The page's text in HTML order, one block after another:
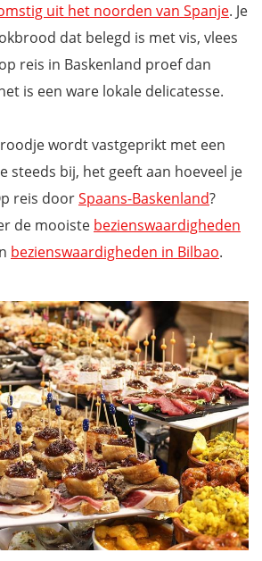
uit het noorden van Spanje. Je
dat belegd is met vis, vlees
reis in Baskenland proef dan
is een ware lokale delicatesse.
wordt vastgeprikt met een
steeds bij, het geeft aan hoeveel je
reis doorSpaans-Baskenland?
de mooiste bezienswaardigheden
bezienswaardigheden in Bilbao.